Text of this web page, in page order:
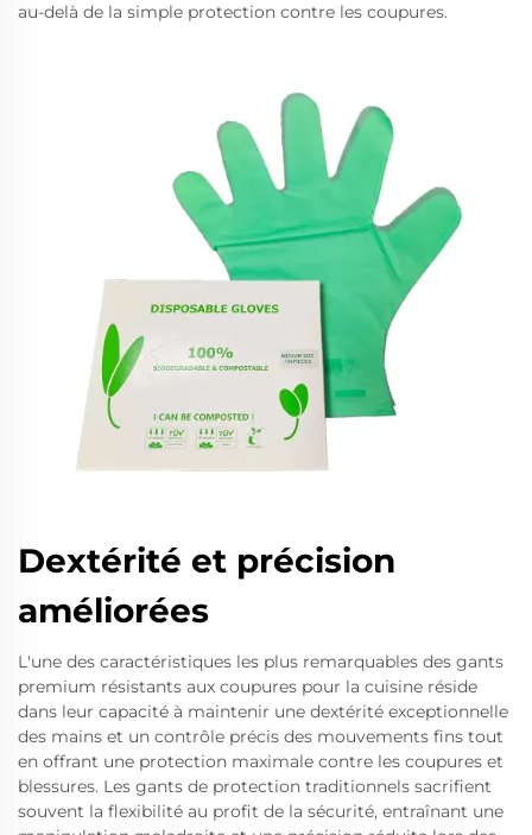
au-delà de la simple protection contre les coupures.
Dextérité et précision
améliorées
L'une des caractéristiques les plus remarquables des gants
premium résistants aux coupures pour la cuisine réside
dans leur capacité à maintenir une dextérité exceptionnelle
des mains et un contrôle précis des mouvements fins tout
en offrant une protection maximale contre les coupures et
blessures. Les gants de protection traditionnels sacrifient
souvent la flexibilité au profit de la sécurité, entraînant une